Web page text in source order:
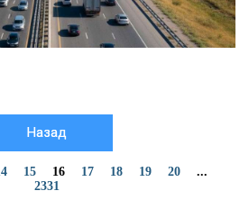
Назад
15 16 17 18 19 20
...
2331